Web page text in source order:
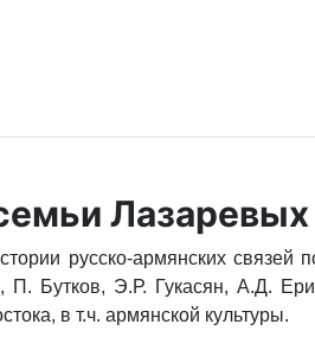
русско-армянских связей
П. Бутков, Э.Р. Гукасян, А.Д.
в т.ч. армянской культуры.